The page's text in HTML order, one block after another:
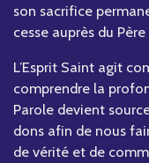
son sacrifice
cesse auprès du
L’Esprit Saint agit
comprendre la
Parole devient
dons afin de nous
de vérité et de